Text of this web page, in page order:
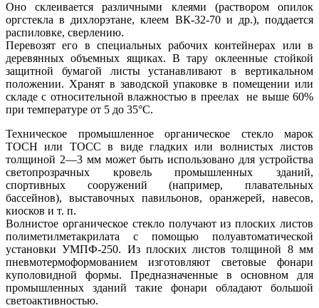
Оно склеивается различными клеями (раствором опилок
оргстекла в дихлорэтане, клеем ВК-32-70 и др.), поддается
распиловке, сверлению.
Перевозят его в специальных рабочих контейнерах или в
деревянных объемных ящиках. В тару оклеенные стойкой
защитной бумагой листы устанавливают в вертикальном
положении. Хранят в заводской упаковке в помещении или
складе с относительной влажностью в преелах не выше 60%
при температуре от 5 до 35°С.
Техническое промышленное органическое стекло марок
ТОСН или ТОСС в виде гладких или волнистых листов
толщиной 2—3 мм может быть использовано для устройства
светопрозрачных кровель промышленных зданий,
спортивных сооружений (например, плавательных
бассейнов), выставочных павильонов, оранжерей, навесов,
киосков и т. п.
Волнистое органическое стекло получают из плоских листов
полиметилметакрилата с помощью полуавтоматической
установки УМПФ-250. Из плоских листов толщиной 8 мм
пневмотермоформованием изготовляют световые фонари
куполовидной формы. Предназначенные в основном для
промышленных зданий такие фонари обладают большой
светоактивностью.